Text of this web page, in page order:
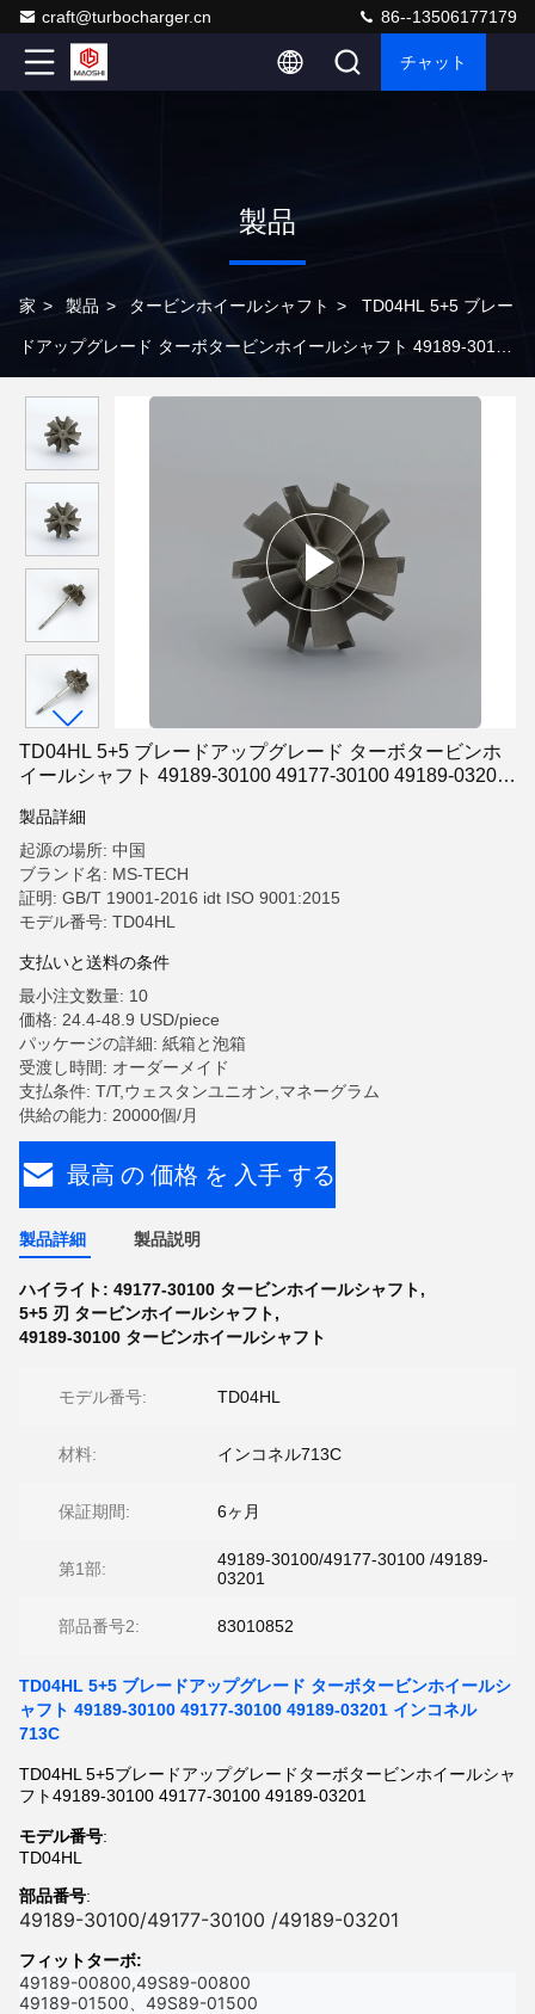
craft@turbocharger.cn 86--13506177179
チャット
製品
家 > 製品 > タービンホイールシャフト > TD04HL 5+5 ブレー
ドアップグレード ターボタービンホイールシャフト 49189-30100
TD04HL 5+5 ブレードアップグレード ターボタービンホ
イールシャフト 49189-30100 49177-30100 49189-03201
製品詳細
起源の場所: 中国
ブランド名: MS-TECH
証明: GB/T 19001-2016 idt ISO 9001:2015
モデル番号: TD04HL
支払いと送料の条件
最小注文数量: 10
価格: 24.4-48.9 USD/piece
パッケージの詳細: 紙箱と泡箱
受渡し時間: オーダーメイド
支払条件: T/T,ウェスタンユニオン,マネーグラム
供給の能力: 20000個/月
最高 の 価格 を 入手 する
製品詳細 製品説明
ハイライト: 49177-30100 タービンホイールシャフト,
5+5 刃 タービンホイールシャフト,
49189-30100 タービンホイールシャフト
モデル番号: TD04HL
材料: インコネル713C
保証期間: 6ヶ月
第1部:
49189-30100/49177-30100 /49189-
03201
部品番号2: 83010852
TD04HL 5+5 ブレードアップグレード ターボタービンホイールシ
ャフト 49189-30100 49177-30100 49189-03201 インコネル
713C
TD04HL 5+5ブレードアップグレードターボタービンホイールシャ
フト49189-30100 49177-30100 49189-03201
モデル番号:
TD04HL
部品番号:
49189-30100/49177-30100 /49189-03201
フィットターボ:
49189-00800,49S89-00800
49189-01500、49S89-01500